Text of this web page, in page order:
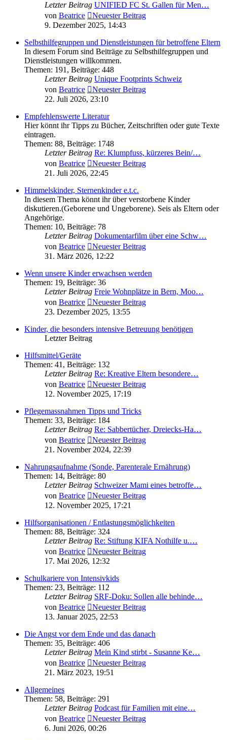
Letzter Beitrag UNIFIED FC St. Gallen für Men…
von Beatrice
Neuester Beitrag
9. Dezember 2025, 14:43
Selbsthilfegruppen und Dienstleistungen für betroffene Eltern
In diesem Forum sind Beiträge zu Selbsthilfegruppen und
Dienstleistungen willkommen.
Themen: 191 , Beiträge: 448
Letzter Beitrag Unique Footprints Schweiz
von Beatrice
Neuester Beitrag
22. Juli 2026, 23:10
Empfehlenswerte Literatur
Hier könnt ihr Tipps zu Bücher, Zeitschriften oder gute Texte
eintragen.
Themen: 88, Beiträge: 1748
Letzter Beitrag Re: Klumpfuss, kürzeres Bein/…
von Beatrice
Neuester Beitrag
21. Juli 2026, 22:45
Himmelskinder, Sternenkinder e.t.c.
In diesem Thema könnt ihr über verstorbene Kinder
diskutieren.(Geborene und Ungeborene). Seis als Eltern oder
Angehörige.
Themen: 10, Beiträge: 78
Letzter Beitrag Dokumentarfilm über eine Schw…
von Beatrice
Neuester Beitrag
31. März 2026, 12:22
Wenn unsere Kinder erwachsen werden
Themen: 19, Beiträge: 36
Letzter Beitrag Freie Wohnplätze in Bern, Moo…
von Beatrice
Neuester Beitrag
23. Dezember 2025, 13:55
Kinder, die besonders intensive Betreuung benötigen
Letzter Beitrag
Hilfsmittel/Geräte
Themen: 41 , Beiträge: 132
Letzter Beitrag Re: Kreative Eltern besondere…
von Beatrice
Neuester Beitrag
12. November 2025, 17:19
Pflegemassnahmen Tipps und Tricks
Themen: 33, Beiträge: 184
Letzter Beitrag Re: Sabbertücher, Dreiecks-Ha…
von Beatrice
Neuester Beitrag
21. November 2024, 22:39
Nahrungsaufnahme (Sonde, Parenterale Ernährung)
Themen: 14, Beiträge: 80
Letzter Beitrag Schweizer Mami eines betroffe…
von Beatrice
Neuester Beitrag
12. November 2025, 17:21
Hilfsorganisationen / Entlastungsmöglichkeiten
Themen: 88, Beiträge: 324
Letzter Beitrag Re: Stiftung KIFA Nothilfe u.…
von Beatrice
Neuester Beitrag
17. Mai 2026, 12:32
Schulkariere von Intensivkids
Themen: 23, Beiträge: 112
Letzter Beitrag SRF-Doku: Sollen alle behinde…
von Beatrice
Neuester Beitrag
13. Januar 2025, 22:53
Die Angst vor dem Ende und das danach
Themen: 35, Beiträge: 406
Letzter Beitrag Mein Kind stirbt - Susanne Ke…
von Beatrice
Neuester Beitrag
21. März 2023, 19:51
Allgemeines
Themen: 58, Beiträge: 291
Letzter Beitrag Podcast für Familien mit eine…
von Beatrice
Neuester Beitrag
6. Juni 2026, 00:26